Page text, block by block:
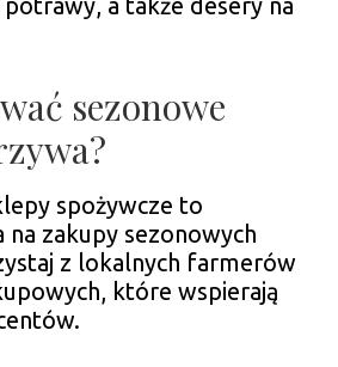
a także desery na
sezonowe
spożywcze to
na zakupy sezonowych
z lokalnych farmerów
które wspierają